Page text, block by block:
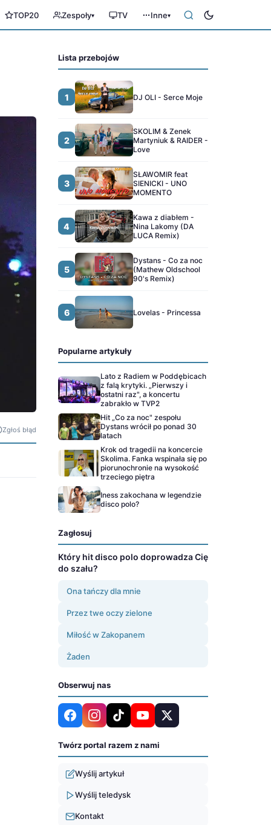
TOP20 Zespoły▾ TV Inne▾
Zgłoś błąd
Lista przebojów
1 DJ OLI - Serce Moje
2
SKOLIM & Zenek
Martyniuk & RAIDER -
Love
3
SŁAWOMIR feat
SIENICKI - UNO
MOMENTO
4
Kawa z diabłem -
Nina Lakomy (DA
LUCA Remix)
5
Dystans - Co za noc
(Mathew Oldschool
90's Remix)
6 Lovelas - Princessa
Popularne artykuły
Lato z Radiem w Poddębicach
z falą krytyki. „Pierwszy i
ostatni raz", a koncertu
zabrakło w TVP2
Hit „Co za noc" zespołu
Dystans wrócił po ponad 30
latach
Krok od tragedii na koncercie
Skolima. Fanka wspinała się po
piorunochronie na wysokość
trzeciego piętra
Iness zakochana w legendzie
disco polo?
Zagłosuj
Który hit disco polo doprowadza Cię
do szału?
Ona tańczy dla mnie
Przez twe oczy zielone
Miłość w Zakopanem
Żaden
Obserwuj nas
Twórz portal razem z nami
Wyślij artykuł
Wyślij teledysk
Kontakt